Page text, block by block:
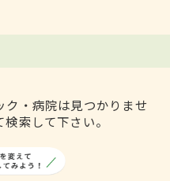
・病院は見つかりませ
索して下さい。